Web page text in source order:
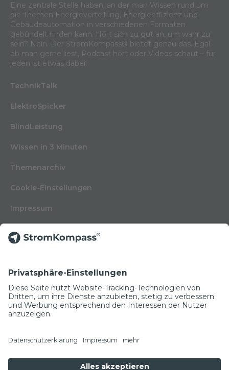
Eine zentrale Stelle haben, an der man Wissen rund um
die Themen Energieverteilung, Energieeffizienz und
Gebäudeautomation in verschiedenen Formaten
gebündelt finden kann. Hört sich zu gut an, um wahr zu
sein? Nein. Der StromKompass® bietet genau das. Egal,
ob man gerne liest, Podcast hört oder Videos schaut – für
jeden ist etwas dabei!
TechnikTalk
ElektroSpicker
BlindLeistung
Wissen in 3 Minuten
Themenarchiv
Cookie-Einstellungen
Impressum
Kontakt
Glossar